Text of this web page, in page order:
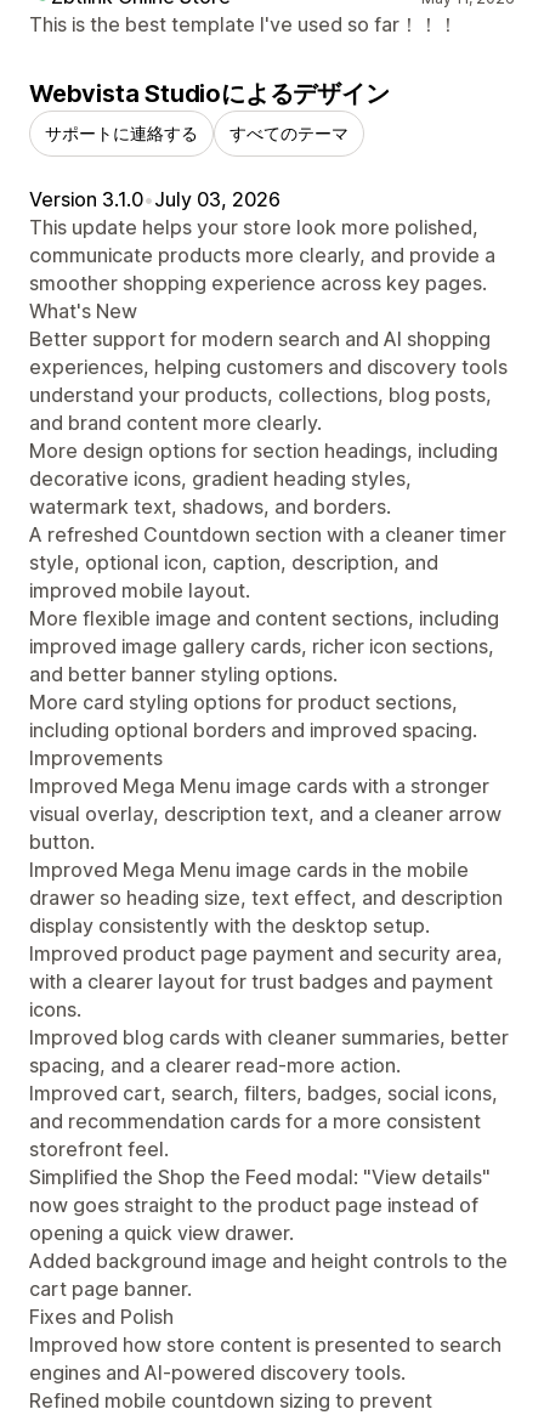
This is the best template I've used so far！！！
Webvista Studioによるデザイン
サポートに連絡する すべてのテーマ
Version 3.1.0•July 03, 2026
This update helps your store look more polished,
communicate products more clearly, and provide a
smoother shopping experience across key pages.
What's New
Better support for modern search and AI shopping
experiences, helping customers and discovery tools
understand your products, collections, blog posts,
and brand content more clearly.
More design options for section headings, including
decorative icons, gradient heading styles,
watermark text, shadows, and borders.
A refreshed Countdown section with a cleaner timer
style, optional icon, caption, description, and
improved mobile layout.
More flexible image and content sections, including
improved image gallery cards, richer icon sections,
and better banner styling options.
More card styling options for product sections,
including optional borders and improved spacing.
Improvements
Improved Mega Menu image cards with a stronger
visual overlay, description text, and a cleaner arrow
button.
Improved Mega Menu image cards in the mobile
drawer so heading size, text effect, and description
display consistently with the desktop setup.
Improved product page payment and security area,
with a clearer layout for trust badges and payment
icons.
Improved blog cards with cleaner summaries, better
spacing, and a clearer read-more action.
Improved cart, search, filters, badges, social icons,
and recommendation cards for a more consistent
storefront feel.
Simplified the Shop the Feed modal: "View details"
now goes straight to the product page instead of
opening a quick view drawer.
Added background image and height controls to the
cart page banner.
Fixes and Polish
Improved how store content is presented to search
engines and AI-powered discovery tools.
Refined mobile countdown sizing to prevent